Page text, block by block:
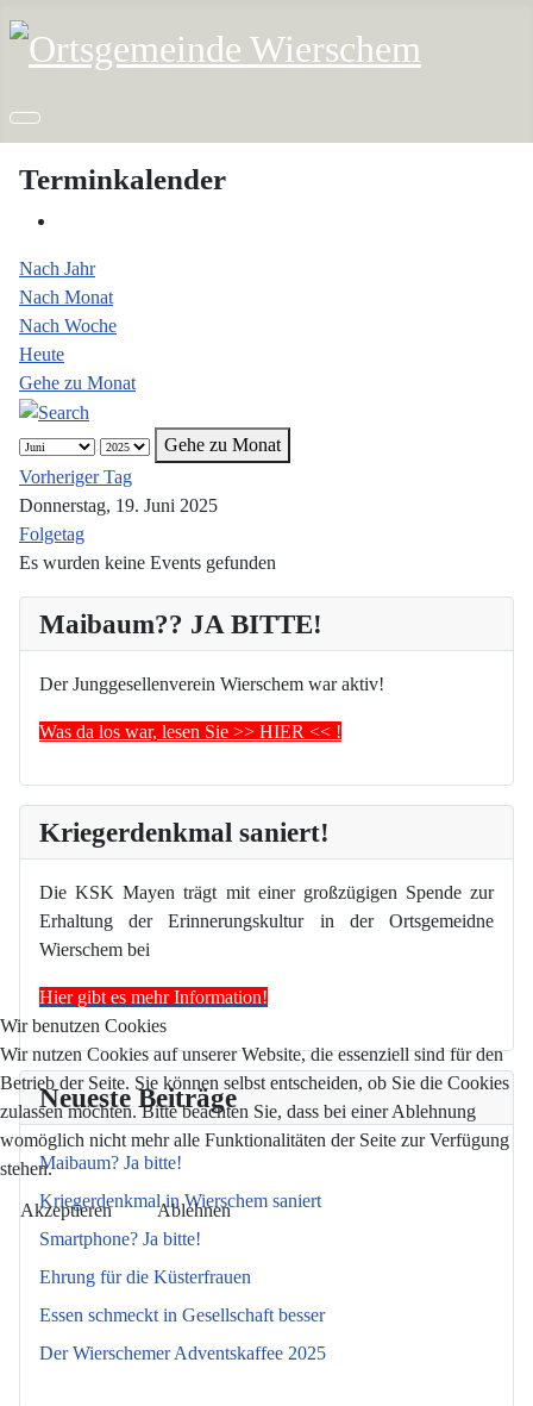
Maibaum?? JA BITTE!
Der Junggesellenverein Wierschem war aktiv!
Was da los war, lesen Sie >> HIER << !
Kriegerdenkmal saniert!
Die KSK Mayen trägt mit einer großzügigen Spende zur
Erhaltung der Erinnerungskultur in der Ortsgemeidne
Wierschem bei
Hier gibt es mehr Information!
Neueste Beiträge
Maibaum? Ja bitte!
Kriegerdenkmal in Wierschem saniert
Smartphone? Ja bitte!
Ehrung für die Küsterfrauen
Essen schmeckt in Gesellschaft besser
Der Wierschemer Adventskaffee 2025
Terminkalender
Nach Jahr
Nach Monat
Nach Woche
Heute
Gehe zu Monat
Gehe zu Monat
Vorheriger Tag
Donnerstag, 19. Juni 2025
Folgetag
Es wurden keine Events gefunden
Wir benutzen Cookies
Wir nutzen Cookies auf unserer Website, die essenziell sind für den
Betrieb der Seite. Sie können selbst entscheiden, ob Sie die Cookies
zulassen möchten. Bitte beachten Sie, dass bei einer Ablehnung
womöglich nicht mehr alle Funktionalitäten der Seite zur Verfügung
stehen.
Akzeptieren Ablehnen